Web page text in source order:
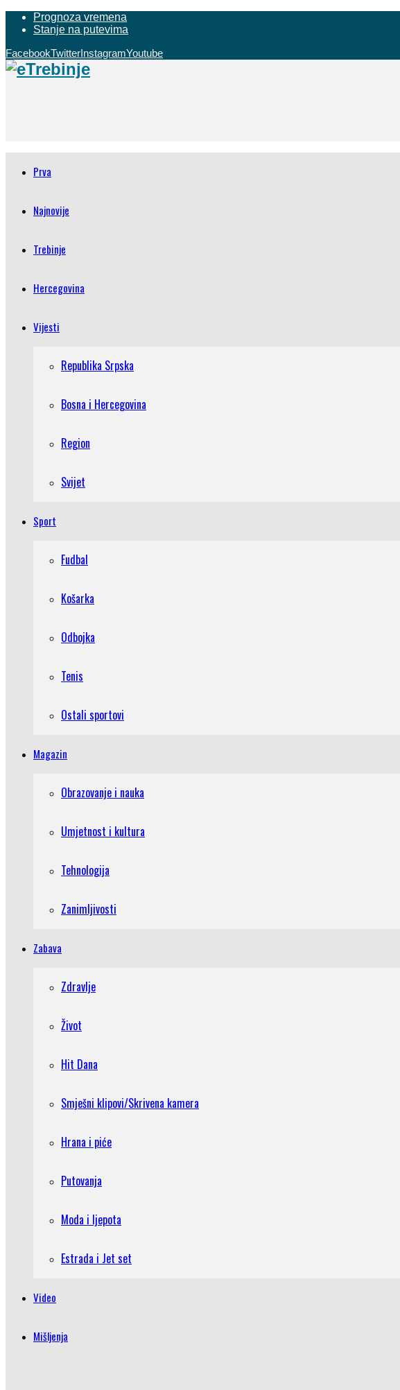
Prognoza vremena
Stanje na putevima
FacebookTwitterInstagramYoutube
Prva
Najnovije
Trebinje
Hercegovina
Vijesti
Republika Srpska
Bosna i Hercegovina
Region
Svijet
Sport
Fudbal
Košarka
Odbojka
Tenis
Ostali sportovi
Magazin
Obrazovanje i nauka
Umjetnost i kultura
Tehnologija
Zanimljivosti
Zabava
Zdravlje
Život
Hit Dana
Smješni klipovi/Skrivena kamera
Hrana i piće
Putovanja
Moda i ljepota
Estrada i Jet set
Video
Mišljenja